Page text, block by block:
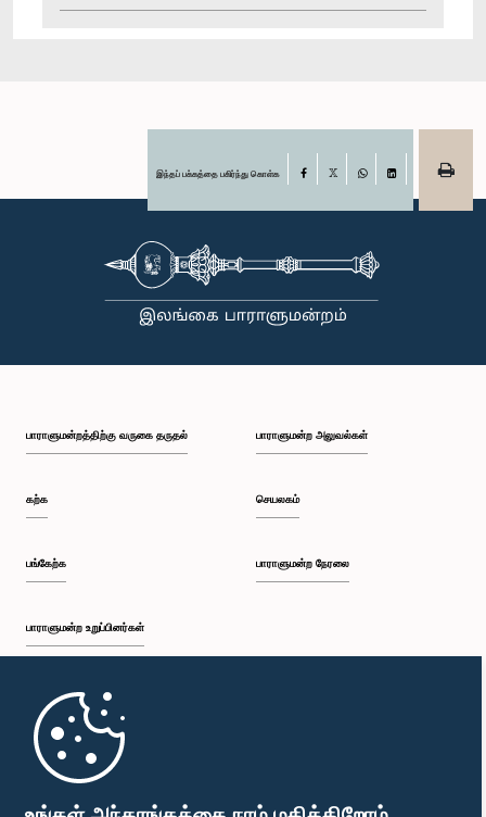
இந்தப் பக்கத்தை பகிர்ந்து கொள்க Facebook
பாராளுமன்றத்திற்கு வருகை தருதல்
கற்க
பங்கேற்க
பாராளுமன்ற உறுப்பினர்கள்
முதற்பக்கம்
பாராளுமன்ற அலுவல்கள்
செயலகம்
பாராளுமன்ற நேரலை
பாராளுமன்ற கையடக்க செயலி